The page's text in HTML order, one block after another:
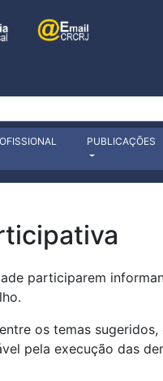
PUBLICAÇÕES
participarem
os temas
pela execução das